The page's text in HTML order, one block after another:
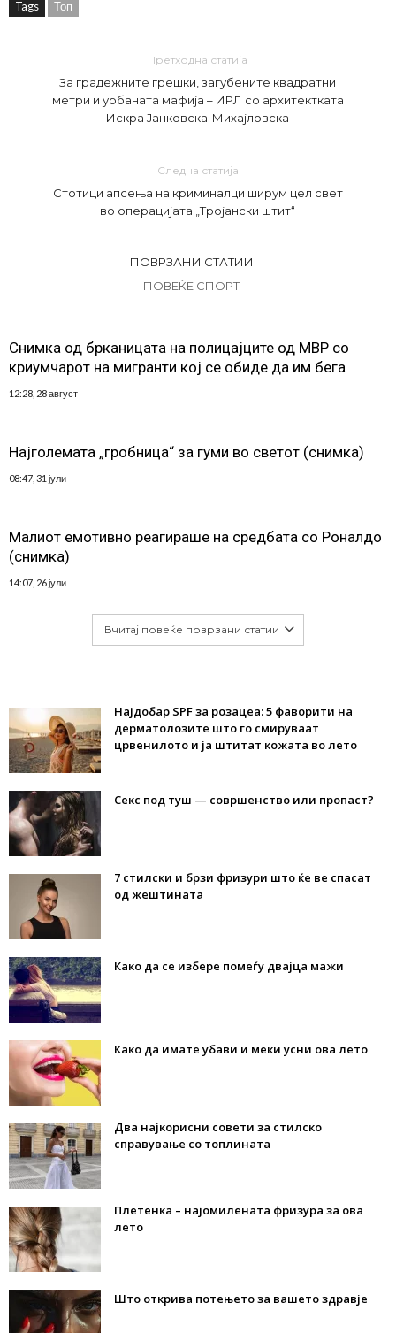
Tags Топ
Претходна статија
За градежните грешки, загубените квадратни
метри и урбаната мафија – ИРЛ со архитектката
Искра Јанковска-Михајловска
Следна статија
Стотици апсења на криминалци ширум цел свет
во операцијата „Тројански штит“
ПОВРЗАНИ СТАТИИ
ПОВЕЌЕ СПОРТ
Снимка од брканицата на полицајците од МВР со
криумчарот на мигранти кој се обиде да им бега
12:28, 28 август
Најголемата „гробница“ за гуми во светот (снимка)
08:47, 31 јули
Малиот емотивно реагираше на средбата со Роналдо
(снимка)
14:07, 26 јули
Вчитај повеќе поврзани статии
Најдобар SPF за розацеа: 5 фаворити на
дерматолозите што го смируваат
црвенилото и ја штитат кожата во лето
Секс под туш — совршенство или пропаст?
7 стилски и брзи фризури што ќе ве спасат
од жештината
Како да се избере помеѓу двајца мажи
Како да имате убави и меки усни ова лето
Два најкорисни совети за стилско
справување со топлината
Плетенка – најомилената фризура за ова
лето
Што открива потењето за вашето здравје